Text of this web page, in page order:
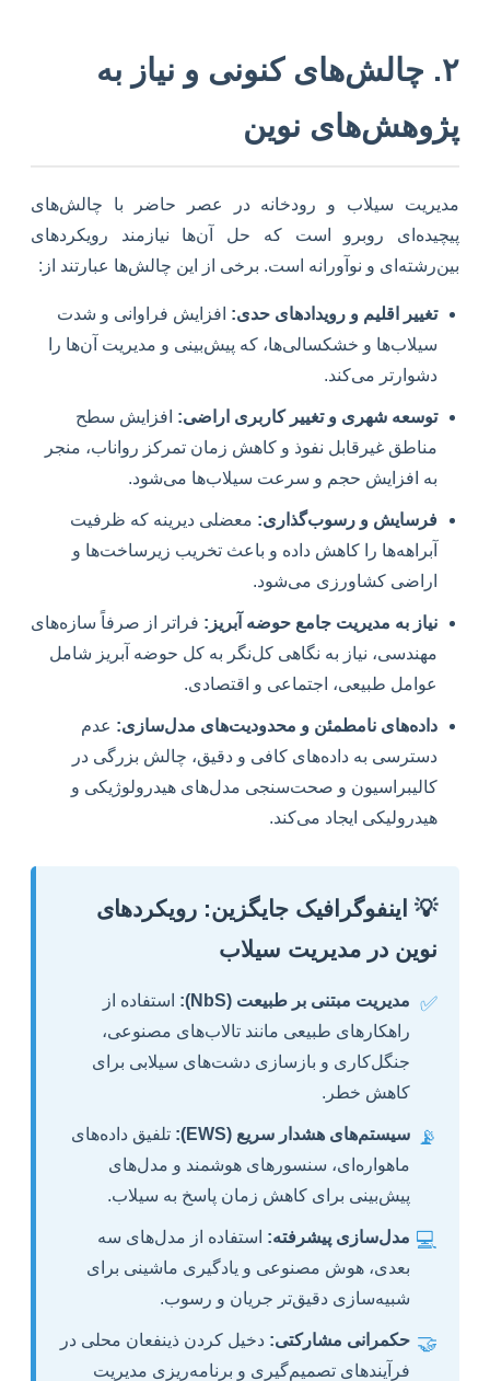
۲. چالش‌های کنونی و نیاز به
پژوهش‌های نوین
مدیریت سیلاب و رودخانه در عصر حاضر با چالش‌های
پیچیده‌ای روبرو است که حل آن‌ها نیازمند رویکردهای
بین‌رشته‌ای و نوآورانه است. برخی از این چالش‌ها عبارتند از:
تغییر اقلیم و رویدادهای حدی: افزایش فراوانی و شدت
سیلاب‌ها و خشکسالی‌ها، که پیش‌بینی و مدیریت آن‌ها را
دشوارتر می‌کند.
توسعه شهری و تغییر کاربری اراضی: افزایش سطح
مناطق غیرقابل نفوذ و کاهش زمان تمرکز رواناب، منجر
به افزایش حجم و سرعت سیلاب‌ها می‌شود.
فرسایش و رسوب‌گذاری: معضلی دیرینه که ظرفیت
آبراهه‌ها را کاهش داده و باعث تخریب زیرساخت‌ها و
اراضی کشاورزی می‌شود.
نیاز به مدیریت جامع حوضه آبریز: فراتر از صرفاً سازه‌های
مهندسی، نیاز به نگاهی کل‌نگر به کل حوضه آبریز شامل
عوامل طبیعی، اجتماعی و اقتصادی.
داده‌های نامطمئن و محدودیت‌های مدل‌سازی: عدم
دسترسی به داده‌های کافی و دقیق، چالش بزرگی در
کالیبراسیون و صحت‌سنجی مدل‌های هیدرولوژیکی و
هیدرولیکی ایجاد می‌کند.
💡 اینفوگرافیک جایگزین: رویکردهای
نوین در مدیریت سیلاب
✅ مدیریت مبتنی بر طبیعت (NbS):
استفاده از
راهکارهای طبیعی مانند تالاب‌های مصنوعی،
جنگل‌کاری و بازسازی دشت‌های سیلابی برای
کاهش خطر.
📡 سیستم‌های هشدار سریع (EWS):
تلفیق داده‌های
ماهواره‌ای، سنسورهای هوشمند و مدل‌های
پیش‌بینی برای کاهش زمان پاسخ به سیلاب.
💻 مدل‌سازی پیشرفته: استفاده از مدل‌های سه
بعدی، هوش مصنوعی و یادگیری ماشینی برای
شبیه‌سازی دقیق‌تر جریان و رسوب.
🤝 حکمرانی مشارکتی: دخیل کردن ذینفعان محلی در
فرآیندهای تصمیم‌گیری و برنامه‌ریزی مدیریت